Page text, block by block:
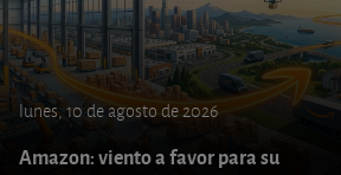
lunes, 10 de agosto de 2026
Amazon: viento a favor para su